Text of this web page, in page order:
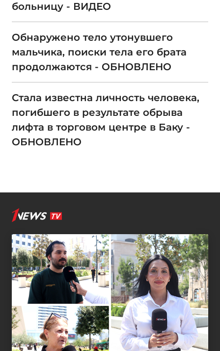
больницу - ВИДЕО
Обнаружено тело утонувшего
мальчика, поиски тела его брата
продолжаются - ОБНОВЛЕНО
Стала известна личность человека,
погибшего в результате обрыва
лифта в торговом центре в Баку -
ОБНОВЛЕНО